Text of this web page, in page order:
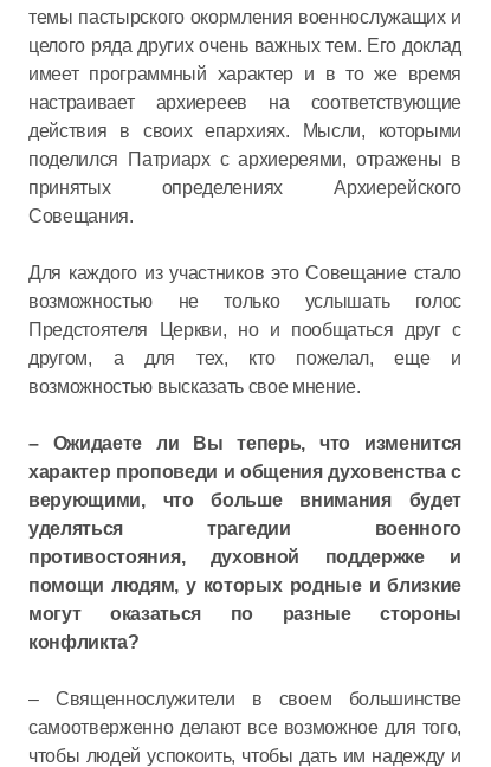
темы пастырского окормления военнослужащих и
целого ряда других очень важных тем. Его доклад
имеет программный характер и в то же время
настраивает архиереев на соответствующие
действия в своих епархиях. Мысли, которыми
поделился Патриарх с архиереями, отражены в
принятых определениях Архиерейского
Совещания.
Для каждого из участников это Совещание стало
возможностью не только услышать голос
Предстоятеля Церкви, но и пообщаться друг с
другом, а для тех, кто пожелал, еще и
возможностью высказать свое мнение.
– Ожидаете ли Вы теперь, что изменится
характер проповеди и общения духовенства с
верующими, что больше внимания будет
уделяться трагедии военного
противостояния, духовной поддержке и
помощи людям, у которых родные и близкие
могут оказаться по разные стороны
конфликта?
– Священнослужители в своем большинстве
самоотверженно делают все возможное для того,
чтобы людей успокоить, чтобы дать им надежду и